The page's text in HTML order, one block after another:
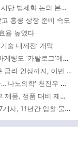
“발주청도 현장 안전 책임져야”…LH 안전감시단 법제화 논의 본격화
홍콩 상장 준비 속도
율 높였다
술 대제전’ 개막
[기획] AI에 먼저 묻는 B2B 구매자… 영업·마케팅도 ‘카탈로그’에서 ‘AEO’로
[한주간의 국제이슈] 미·이란 충돌부터 한은 금리 인상까지, 이번 주 글로벌 변수 총집합
뇌에 칩 심던 BCI, 주사형 무선 제어로 진화…'나노의학' 천진우 교수 최고과학기술인상
공기청정기 호환필터 20종 품질 비교…일부 제품, 정품 대비 제거성능 떨어져
바이오연료 담합 사건 심의 개시…심사관 “7개사, 11년간 입찰·물량 배분”